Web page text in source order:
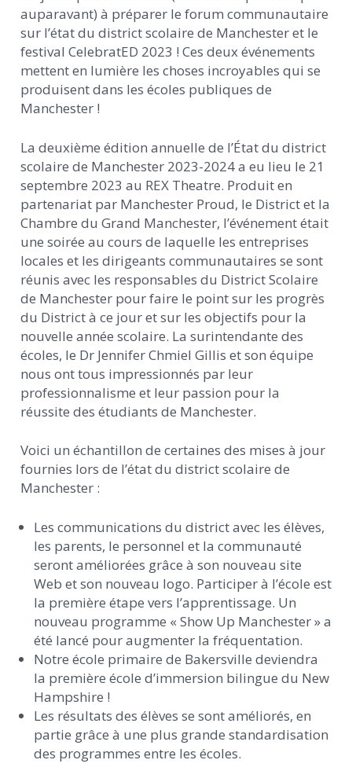
auparavant) à préparer le forum communautaire
sur l’état du district scolaire de Manchester et le
festival CelebratED 2023 ! Ces deux événements
mettent en lumière les choses incroyables qui se
produisent dans les écoles publiques de
Manchester !
La deuxième édition annuelle de l’État du district
scolaire de Manchester 2023-2024 a eu lieu le 21
septembre 2023 au REX Theatre. Produit en
partenariat par Manchester Proud, le District et la
Chambre du Grand Manchester, l’événement était
une soirée au cours de laquelle les entreprises
locales et les dirigeants communautaires se sont
réunis avec les responsables du District Scolaire
de Manchester pour faire le point sur les progrès
du District à ce jour et sur les objectifs pour la
nouvelle année scolaire. La surintendante des
écoles, le Dr Jennifer Chmiel Gillis et son équipe
nous ont tous impressionnés par leur
professionnalisme et leur passion pour la
réussite des étudiants de Manchester.
Voici un échantillon de certaines des mises à jour
fournies lors de l’état du district scolaire de
Manchester :
Les communications du district avec les élèves,
les parents, le personnel et la communauté
seront améliorées grâce à son nouveau site
Web et son nouveau logo. Participer à l’école est
la première étape vers l’apprentissage. Un
nouveau programme « Show Up Manchester » a
été lancé pour augmenter la fréquentation.
Notre école primaire de Bakersville deviendra
la première école d’immersion bilingue du New
Hampshire !
Les résultats des élèves se sont améliorés, en
partie grâce à une plus grande standardisation
des programmes entre les écoles.